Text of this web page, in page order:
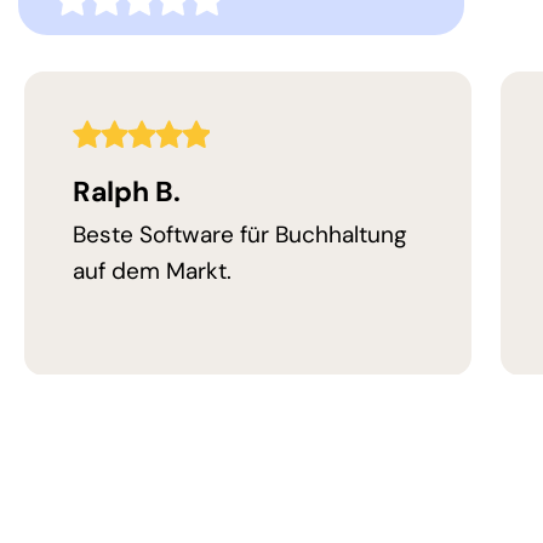
Bewertung
5,0
Bewertung
Ralph B.
Beste Software für Buchhaltung
auf dem Markt.